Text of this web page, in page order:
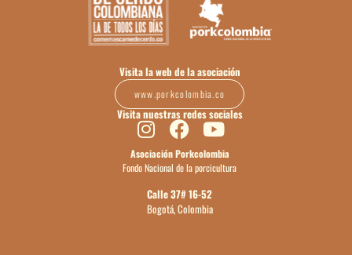
Visita la web de la asociación
www.porkcolombia.co
Visita nuestras redes sociales
Asociación Porkcolombia
Fondo Nacional de la porcicultura
Calle 37# 16-52
Bogotá, Colombia